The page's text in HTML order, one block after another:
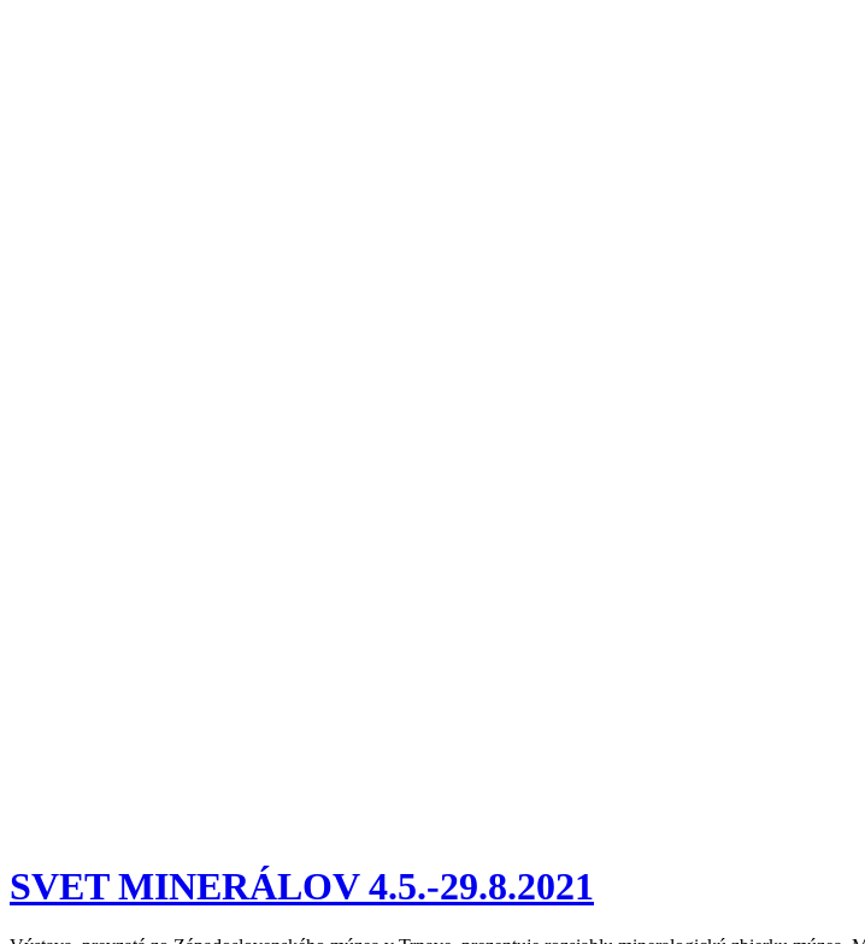
SVET MINERÁLOV 4.5.-29.8.2021